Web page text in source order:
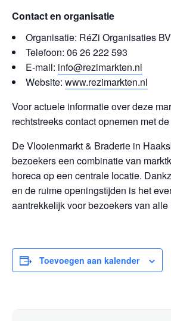
Contact en organisatie
Organisatie: RéZi Organisaties BV
Telefoon: 06 26 222 593
E-mail: info@rezimarkten.nl
Website: www.rezimarkten.nl
Voor actuele informatie over deze
rechtstreeks contact opnemen met
De Vlooienmarkt & Braderie in
bezoekers een combinatie van
horeca op een centrale locatie.
en de ruime openingstijden is het
aantrekkelijk voor bezoekers van alle
Toevoegen aan kalender